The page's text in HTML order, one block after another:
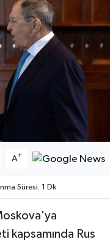
A+
Süresi: 1 Dk
kapsamında Rus